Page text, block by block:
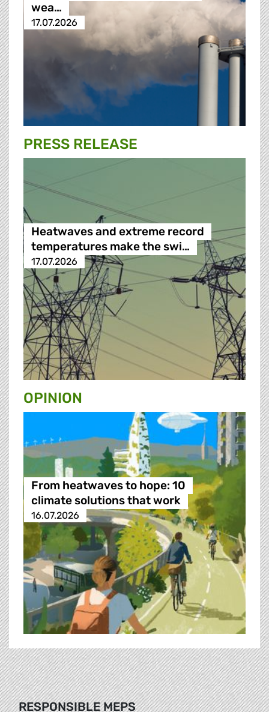
wea…
17.07.2026
PRESS RELEASE
Heatwaves and extreme record
temperatures make the swi…
17.07.2026
OPINION
From heatwaves to hope: 10
climate solutions that work
16.07.2026
RESPONSIBLE MEPS